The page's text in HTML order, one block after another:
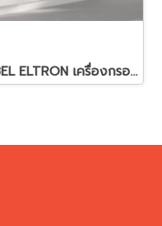
STIEBEL ELTRON เครื่องกรองน้ำ รุ่น Maxstream Maxsteam